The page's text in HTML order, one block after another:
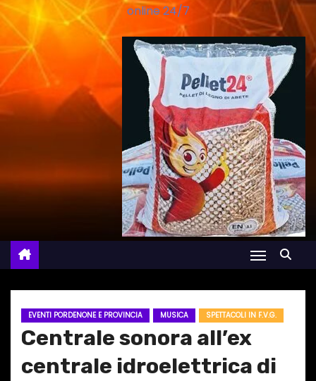
online 24/7
EVENTI PORDENONE E PROVINCIA MUSICA SPETTACOLI IN F.V.G.
Centrale sonora all’ex
centrale idroelettrica di